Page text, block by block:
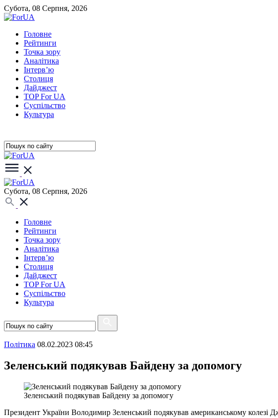
Субота, 08 Серпня, 2026
Головне
Рейтинги
Точка зору
Аналітика
Інтерв’ю
Столиця
Дайджест
TOP For UA
Суспiльство
Культура
Субота, 08 Серпня, 2026
Головне
Рейтинги
Точка зору
Аналітика
Інтерв’ю
Столиця
Дайджест
TOP For UA
Суспiльство
Культура
Полiтика 08.02.2023 08:45
Зеленський подякував Байдену за допомогу
Зеленський подякував Байдену за допомогу
Президент України Володимир Зеленський подякував американському колезі